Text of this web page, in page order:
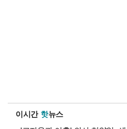
이시간 핫뉴스